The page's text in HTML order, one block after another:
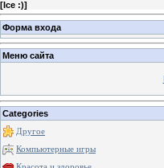
[Ice :)]
Форма входа
Меню сайта
Categories
Другое
Компьютерные игры